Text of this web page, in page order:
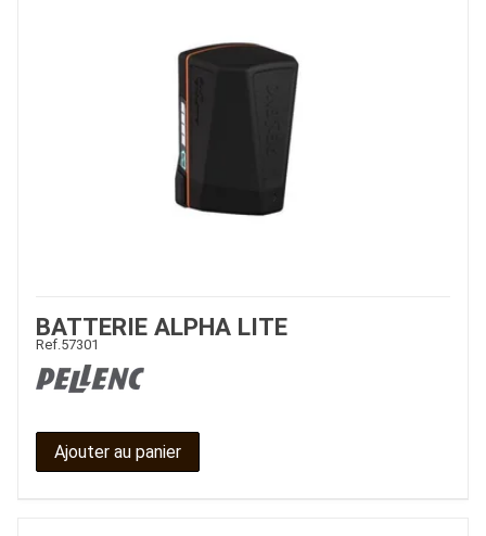
BATTERIE ALPHA LITE
Ref.57301
Ajouter au panier